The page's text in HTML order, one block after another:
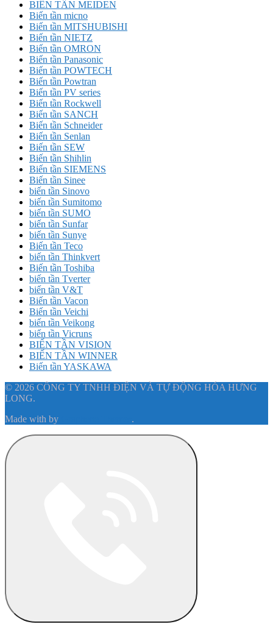
BIẾN TẦN MEIDEN
Biến tần micno
Biến tần MITSHUBISHI
Biến tần NIETZ
Biến tần OMRON
Biến tần Panasonic
Biến tần POWTECH
Biến tần Powtran
Biến tần PV series
Biến tần Rockwell
Biến tần SANCH
Biến tần Schneider
Biến tần Senlan
Biến tần SEW
Biến tần Shihlin
Biến tần SIEMENS
Biến tần Sinee
biến tần Sinovo
biến tần Sumitomo
biến tần SUMO
biến tần Sunfar
biến tần Sunye
Biến tần Teco
biến tần Thinkvert
Biến tần Toshiba
biến tần Tverter
biến tần V&T
Biến tần Vacon
Biến tần Veichi
biến tần Veikong
biến tần Vicruns
BIẾN TẦN VISION
BIẾN TẦN WINNER
Biến tần YASKAWA
© 2026 CÔNG TY TNHH ĐIỆN VÀ TỰ ĐỘNG HÓA HƯNG
LONG.
Made with by .